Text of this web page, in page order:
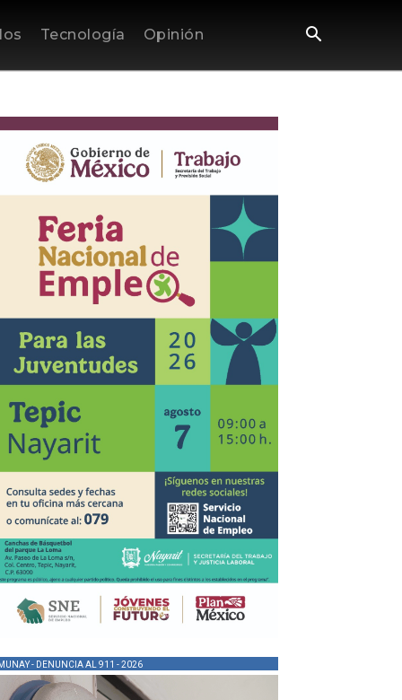
Tecnología Opinión
- DENUNCIA AL 911 - 2026